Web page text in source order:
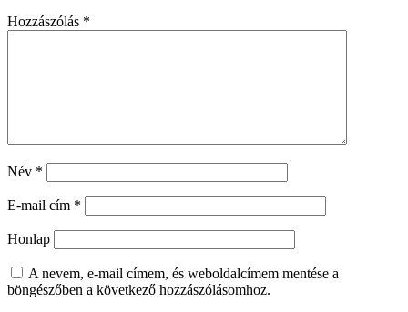
Hozzászólás *
Név *
E-mail cím *
Honlap
A nevem, e-mail címem, és weboldalcímem mentése a
böngészőben a következő hozzászólásomhoz.